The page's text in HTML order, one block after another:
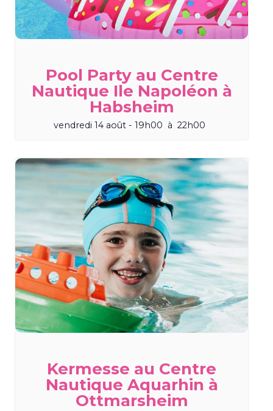
Pool Party au Centre
Nautique Ile Napoléon à
Habsheim
vendredi 14 août - 19h00 à 22h00
Kermesse au Centre
Nautique Aquarhin à
Ottmarsheim